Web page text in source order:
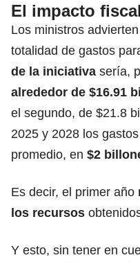
El impacto fiscal
Los ministros
totalidad de gastos
de la iniciativa sería,
alrededor de $16.91
el segundo, de $21.8
2025 y 2028 los
promedio, en $2
Es decir, el primer año
los recursos
Y esto, sin tener en